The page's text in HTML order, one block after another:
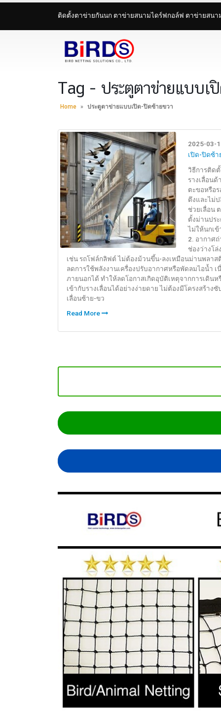
ติดตั้งตาข่ายกันนก ตาข่ายสนามไดร์ฟกอล์ฟ ตาข่ายสน
Tag - ประตูตาข่ายแบบเ
Home » ประตูตาข่ายแบบเปิด-ปิดซ้ายขวา
2025-03-
เปิด-ปิดซ้า
วิธีการติด
รางเลื่อน
ตะขอหรือ
ตึงและไม่
ช่วยเลื่อน
ตั้งม่านปร
ไม่ให้นกเ
2. อากาศ
ช่องว่างโ
เช่น รถโฟล์กลิฟต์ ไม่ต้องม้วนขึ้น-ลงเหมือนม่านพลา
ลดการใช้พลังงานเครื่องปรับอากาศหรือพัดลมไอน้ำ
ภายนอกได้ ทำให้ลดโอกาสเกิดอุบัติเหตุจากการเดิน
เข้ากับรางเลื่อนได้อย่างง่ายดาย ไม่ต้องมีโครงสร้
เลื่อนซ้าย-ขว
Read More